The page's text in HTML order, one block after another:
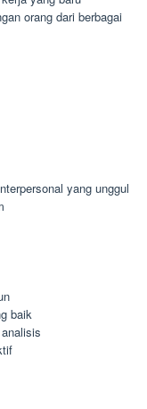
orang dari berbagai
yang unggul
baik